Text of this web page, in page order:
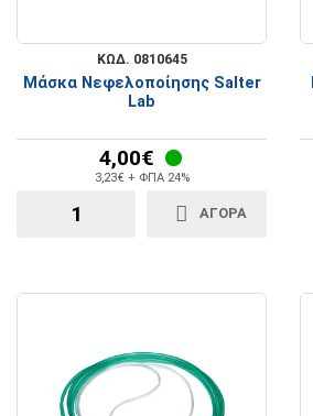
ΚΩΔ. 0810645
Μάσκα Νεφελοποίησης Salter
Lab
4,00€
3,23€ + ΦΠΑ 24%
ΑΓΟΡΑ